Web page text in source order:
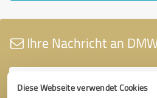
Diese Webseite verwendet Cookies
Ihre Nachricht an